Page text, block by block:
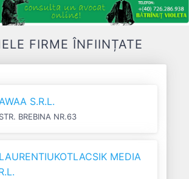
FIRME ÎNFIINȚATE
AWAA S.R.L.
STR. BREBINA NR.63
LAURENTIUKOTLACSIK MEDIA